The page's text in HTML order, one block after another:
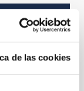
de las cookies